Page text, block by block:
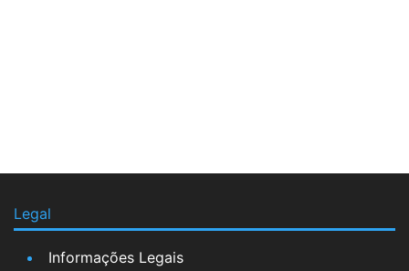
Legal
Informações Legais